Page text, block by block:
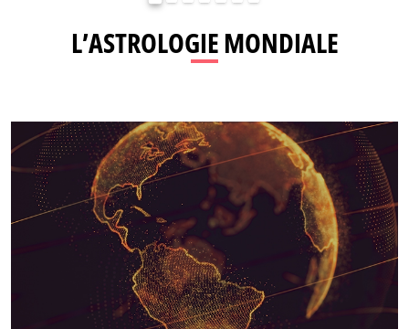
L’ASTROLOGIE MONDIALE